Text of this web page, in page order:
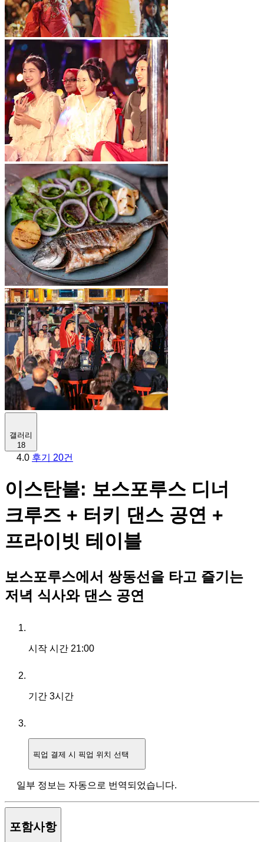
갤러리
18
4.0 후기 20건
이스탄불: 보스포루스 디너
크루즈 + 터키 댄스 공연 +
프라이빗 테이블
보스포루스에서 쌍동선을 타고 즐기는
저녁 식사와 댄스 공연
시작 시간 21:00
기간 3시간
픽업 결제 시 픽업 위치 선택
일부 정보는 자동으로 번역되었습니다.
포함사항